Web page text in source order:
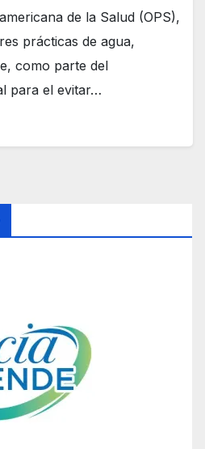
de la Salud (OPS),
prácticas de agua,
como parte del
para el evitar…